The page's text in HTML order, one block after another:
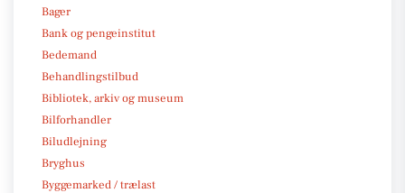
Bager
Bank og pengeinstitut
Bedemand
Behandlingstilbud
Bibliotek, arkiv og museum
Bilforhandler
Biludlejning
Bryghus
Byggemarked / trælast